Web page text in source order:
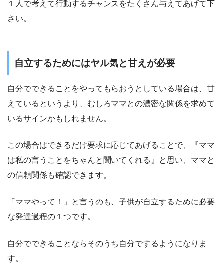
１人で考えて行動するチャンスをたくさん与えてあげて下
さい。
自立するためにはヤル気と甘えが必要
自分でできることをやってもらおうとしている場合は、甘
えているというより、むしろママとの濃密な関係を求めて
いるサインかもしれません。
この場合はできるだけ要求に応じてあげることで、『ママ
は私の言うことをちゃんと聞いてくれる』と思い、ママと
の信頼関係も確認できます。
「ママやって！」と言うのも、子供が自立するために必要
な発達過程の１つです。
自分でできることならそのうち自分でするようになりま
す。